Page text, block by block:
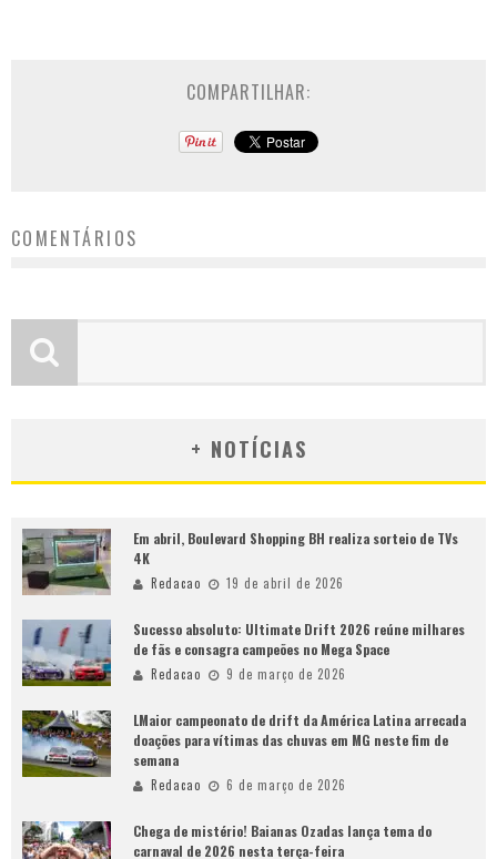
COMPARTILHAR:
COMENTÁRIOS
+ NOTÍCIAS
Em abril, Boulevard Shopping BH realiza sorteio de TVs
4K
Redacao 19 de abril de 2026
Sucesso absoluto: Ultimate Drift 2026 reúne milhares
de fãs e consagra campeões no Mega Space
Redacao 9 de março de 2026
LMaior campeonato de drift da América Latina arrecada
doações para vítimas das chuvas em MG neste fim de
semana
Redacao 6 de março de 2026
Chega de mistério! Baianas Ozadas lança tema do
carnaval de 2026 nesta terça-feira